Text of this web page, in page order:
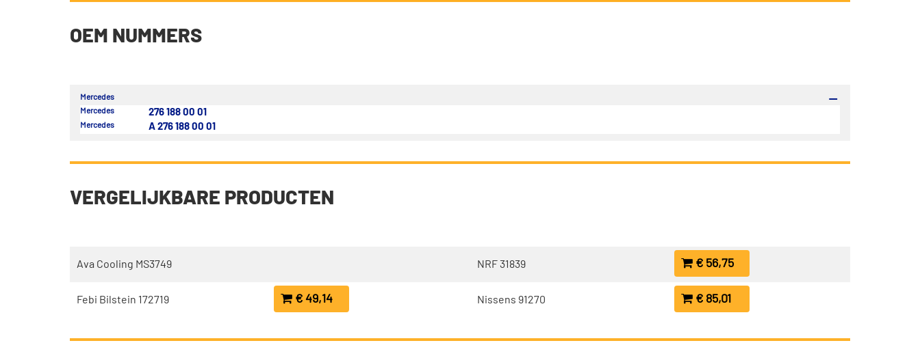
OEM NUMMERS
Mercedes
Mercedes
276 188 00 01
Mercedes A 276 188 00 01
VERGELIJKBARE PRODUCTEN
Ava Cooling MS3749
Febi Bilstein 172719 € 49,14
NRF 31839 € 56,75
Nissens 91270 € 85,01